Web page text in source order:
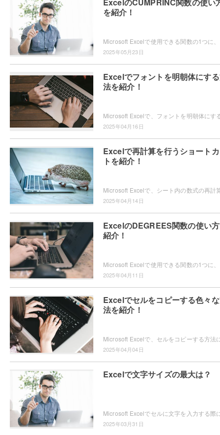
を紹介！
2025年05月23日
Excelでフォントを明朝体にす
法を紹介！
2025年04月16日
Excelで再計算を行うショート
トを紹介！
2025年04月14日
ExcelのDEGREES関数の使い
紹介！
2025年04月11日
Excelでセルをコピーする色々
法を紹介！
2025年04月04日
Excelで文字サイズの最大は？
2025年03月31日